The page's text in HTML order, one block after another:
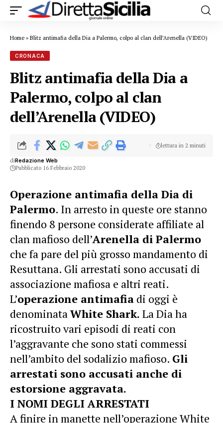
Home » Blitz antimafia della Dia a Palermo, colpo al clan dell’Arenella (VIDEO)
CRONACA
Blitz antimafia della Dia a
Palermo, colpo al clan
dell’Arenella (VIDEO)
diRedazione Web
Pubblicato 16 Febbraio 2020
lettura in 2 minuti
Operazione antimafia della Dia di
Palermo. In arresto in queste ore stanno
finendo 8 persone considerate affiliate al
clan mafioso dell’Arenella di Palermo
che fa pare del più grosso mandamento di
Resuttana. Gli arrestati sono accusati di
associazione mafiosa e altri reati.
L’operazione antimafia di oggi è
denominataWhite Shark. La Dia ha
ricostruito vari episodi di reati con
l’aggravante che sono stati commessi
nell’ambito del sodalizio mafioso. Gli
arrestati sono accusati anche di
estorsione aggravata.
I NOMI DEGLI ARRESTATI
A finire in manette nell’operazione White